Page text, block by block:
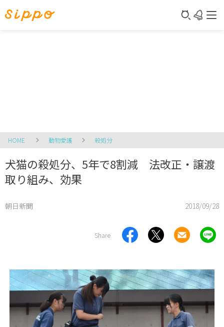
HOME 動物愛護 殺処分
犬猫の殺処分、5年で8割減 法改正・譲渡
取り組み、効果
朝日新聞 2018/09/28
Share